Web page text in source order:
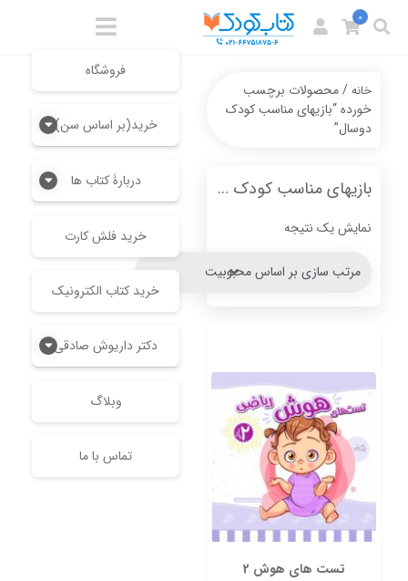
فروشگاه
خرید(بر اساس سن)
دربارۀ کتاب ها
خرید فلش کارت
خرید کتاب الکترونیک
دکتر داریوش صادقی
وبلاگ
تماس با ما
0
خانه/ محصولات برچسب
خورده “بازیهای مناسب کودک
دوسال”
بازیهای مناسب کودک دوسال
نمایش یک نتیجه
تست های هوش 2